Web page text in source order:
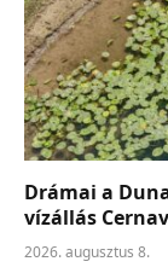
Drámai a
vízállás
2026. augusztus 8.